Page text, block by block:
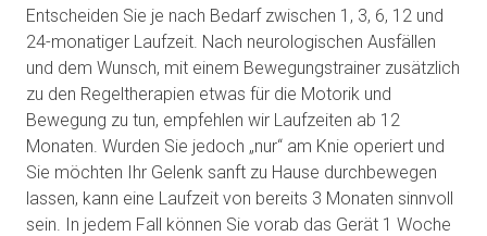
Entscheiden Sie je nach Bedarf zwischen 1, 3, 6, 12 und
24-monatiger Laufzeit. Nach neurologischen Ausfällen
und dem Wunsch, mit einem Bewegungstrainer zusätzlich
zu den Regeltherapien etwas für die Motorik und
Bewegung zu tun, empfehlen wir Laufzeiten ab 12
Monaten. Wurden Sie jedoch „nur“ am Knie operiert und
Sie möchten Ihr Gelenk sanft zu Hause durchbewegen
lassen, kann eine Laufzeit von bereits 3 Monaten sinnvoll
sein. In jedem Fall können Sie vorab das Gerät 1 Woche